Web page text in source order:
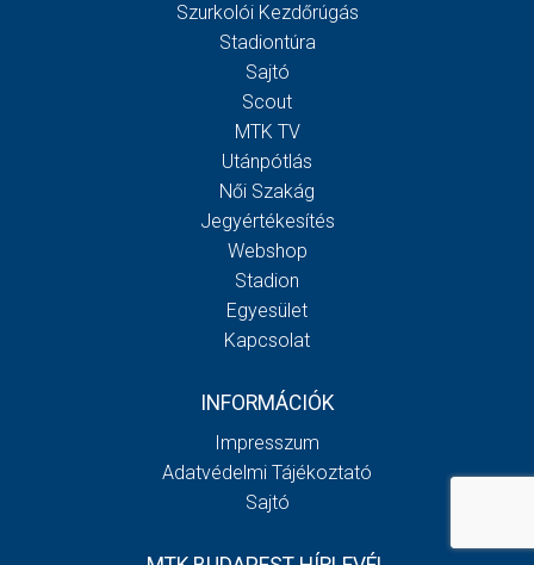
Szurkolói Kezdőrúgás
Stadiontúra
Sajtó
Scout
MTK TV
Utánpótlás
Női Szakág
Jegyértékesítés
Webshop
Stadion
Egyesület
Kapcsolat
INFORMÁCIÓK
Impresszum
Adatvédelmi Tájékoztató
Sajtó